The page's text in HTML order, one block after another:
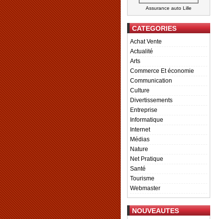
Assurance auto Lille
CATEGORIES
Achat Vente
Actualité
Arts
Commerce Et économie
Communication
Culture
Divertissements
Entreprise
Informatique
Internet
Médias
Nature
Net Pratique
Santé
Tourisme
Webmaster
NOUVEAUTES